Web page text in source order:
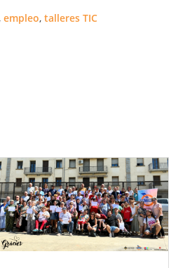
empleo, talleres TIC